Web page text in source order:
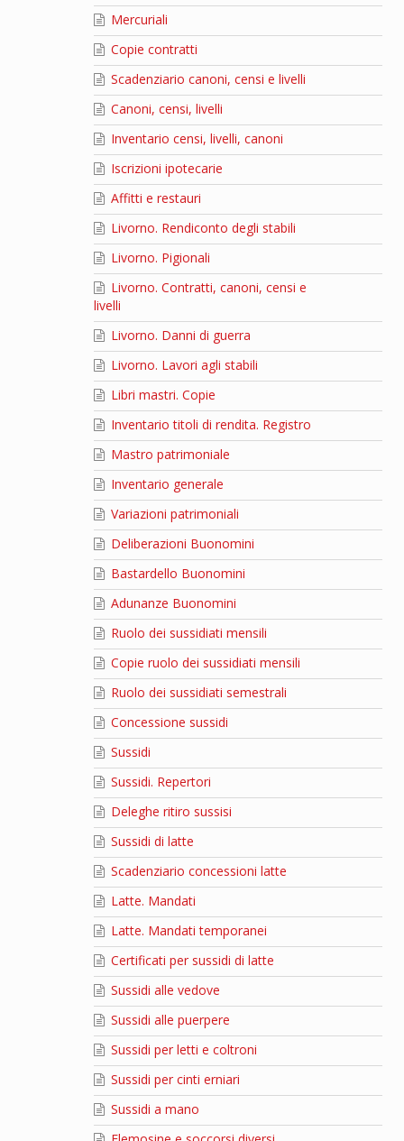
Mercuriali
Copie contratti
Scadenziario canoni, censi e livelli
Canoni, censi, livelli
Inventario censi, livelli, canoni
Iscrizioni ipotecarie
Affitti e restauri
Livorno. Rendiconto degli stabili
Livorno. Pigionali
Livorno. Contratti, canoni, censi e
livelli
Livorno. Danni di guerra
Livorno. Lavori agli stabili
Libri mastri. Copie
Inventario titoli di rendita. Registro
Mastro patrimoniale
Inventario generale
Variazioni patrimoniali
Deliberazioni Buonomini
Bastardello Buonomini
Adunanze Buonomini
Ruolo dei sussidiati mensili
Copie ruolo dei sussidiati mensili
Ruolo dei sussidiati semestrali
Concessione sussidi
Sussidi
Sussidi. Repertori
Deleghe ritiro sussisi
Sussidi di latte
Scadenziario concessioni latte
Latte. Mandati
Latte. Mandati temporanei
Certificati per sussidi di latte
Sussidi alle vedove
Sussidi alle puerpere
Sussidi per letti e coltroni
Sussidi per cinti erniari
Sussidi a mano